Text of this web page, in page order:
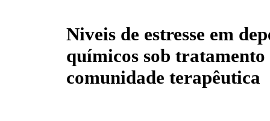
Niveis de estresse em
químicos sob tratamento
comunidade terapêutica